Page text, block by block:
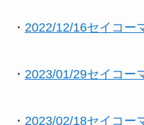
・ 2022/12/16セイコー
・ 2023/01/29セイコー
・ 2023/02/18セイコー